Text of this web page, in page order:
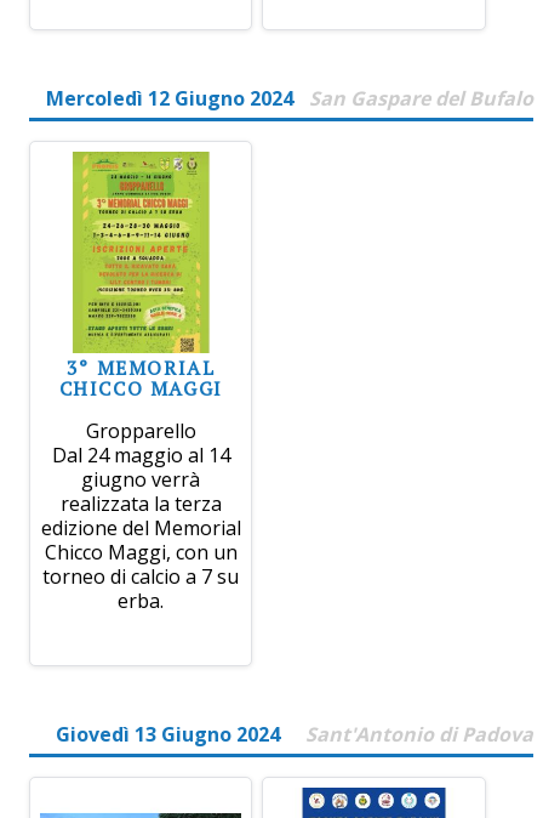
Mercoledì 12 Giugno 2024 San Gaspare del Bufalo
3° MEMORIAL
CHICCO MAGGI
Gropparello
Dal 24 maggio al 14
giugno verrà
realizzata la terza
edizione del Memorial
Chicco Maggi, con un
torneo di calcio a 7 su
erba.
Giovedì 13 Giugno 2024 Sant'Antonio di Padova